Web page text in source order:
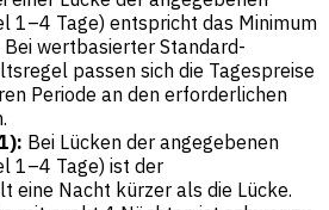
1–4 Tage) entspricht das Minimum
wertbasierter Standard-
passen sich die Tagespreise
Periode an den erforderlichen
Bei Lücken der angegebenen
1–4 Tage) ist der
eine Nacht kürzer als die Lücke.